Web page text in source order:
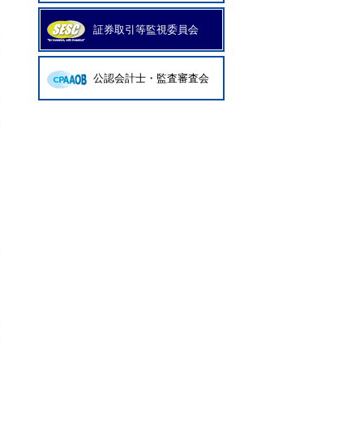
証券取引等監視委員会
公認会計士・監査審査会